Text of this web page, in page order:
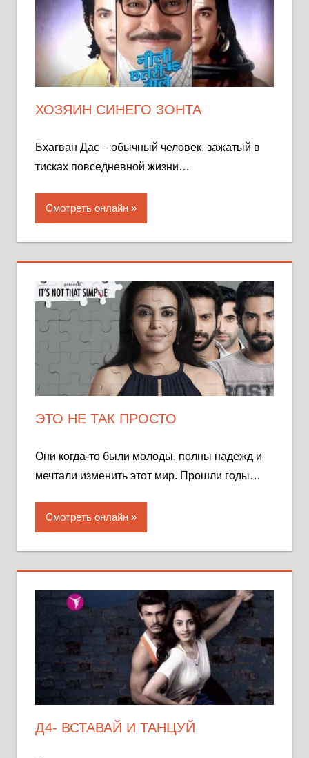
ХОЗЯИН СИНЕГО ЗОНТА
Бхагван Дас – обычный человек, зажатый в
тисках повседневной жизни…
Смотреть онлайн
ЭТО НЕ ТАК ПРОСТО
Они когда-то были молоды, полны надежд и
мечтали изменить этот мир. Прошли годы…
Смотреть онлайн
Д4- ВСТАВАЙ И ТАНЦУЙ